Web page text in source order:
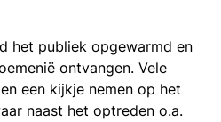
het publiek opgewarmd en
ontvangen. Vele
een kijkje nemen op het
naast het optreden o.a.